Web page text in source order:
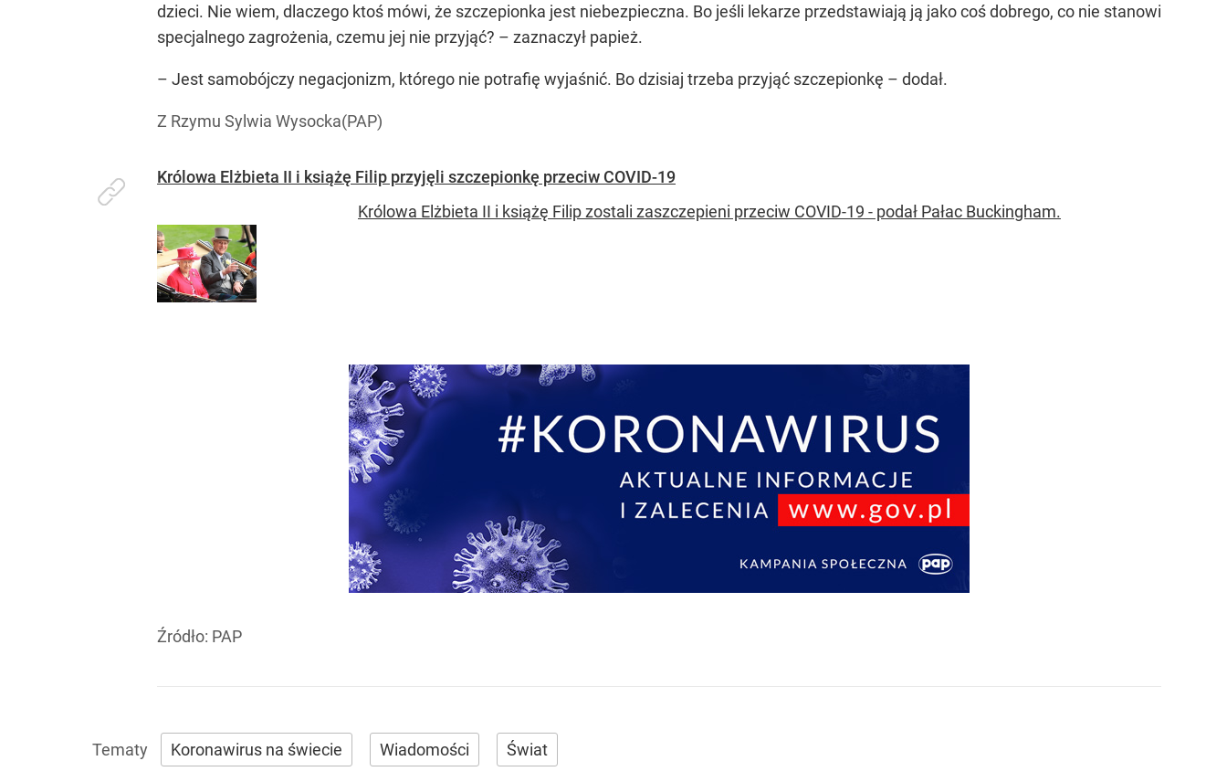
dzieci. Nie wiem, dlaczego ktoś mówi, że szczepionka jest niebezpieczna. Bo jeśli lekarze przedstawiają ją jako coś dobrego, co nie stanowi
specjalnego zagrożenia, czemu jej nie przyjąć? – zaznaczył papież.
– Jest samobójczy negacjonizm, którego nie potrafię wyjaśnić. Bo dzisiaj trzeba przyjąć szczepionkę – dodał.
Z Rzymu Sylwia Wysocka(PAP)
Królowa Elżbieta II i książę Filip przyjęli szczepionkę przeciw COVID-19
Królowa Elżbieta II i książę Filip zostali zaszczepieni przeciw COVID-19 - podał Pałac Buckingham.
Źródło: PAP
Koronawirus na świecie Wiadomości Świat